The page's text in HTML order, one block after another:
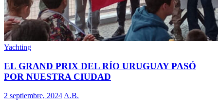
Yachting
EL GRAND PRIX DEL RÍO URUGUAY PASÓ
POR NUESTRA CIUDAD
2 septiembre, 2024 A.B.